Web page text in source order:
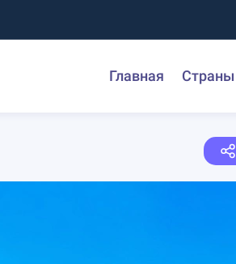
Главная Страны